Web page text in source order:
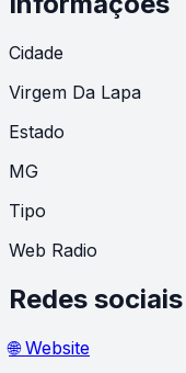
Cidade
Virgem Da Lapa
Estado
MG
Tipo
Web Radio
Redes sociais
🌐 Website